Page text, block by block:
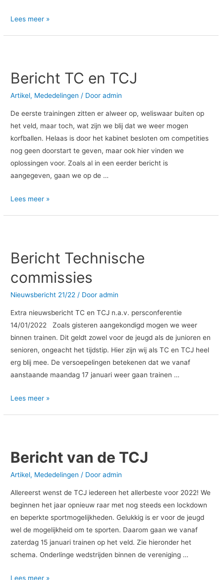
Lees meer »
Bericht TC en TCJ
Artikel, Mededelingen / Dooradmin
De eerste trainingen zitten er alweer op, weliswaar buiten op
het veld, maar toch, wat zijn we blij dat we weer mogen
korfballen. Helaas is door het kabinet besloten om competities
nog geen doorstart te geven, maar ook hier vinden we
oplossingen voor. Zoals al in een eerder bericht is
aangegeven, gaan we op de …
en
Lees meer »
Bericht Technische
commissies
Nieuwsbericht 21/22 / Dooradmin
Extra nieuwsbericht TC en TCJ n.a.v. persconferentie
14/01/2022 Zoals gisteren aangekondigd mogen we weer
binnen trainen. Dit geldt zowel voor de jeugd als de junioren en
senioren, ongeacht het tijdstip. Hier zijn wij als TC en TCJ heel
erg blij mee. De versoepelingen betekenen dat we vanaf
aanstaande maandag 17 januari weer gaan trainen …
commissies
Lees meer »
Bericht van de TCJ
Artikel, Mededelingen / Dooradmin
Allereerst wenst de TCJ iedereen het allerbeste voor 2022! We
beginnen het jaar opnieuw raar met nog steeds een lockdown
en beperkte sportmogelijkheden. Gelukkig is er voor de jeugd
wel de mogelijkheid om te sporten. Daarom gaan we vanaf
zaterdag 15 januari trainen op het veld. Zie hieronder het
schema. Onderlinge wedstrijden binnen de vereniging …
de
Lees meer »